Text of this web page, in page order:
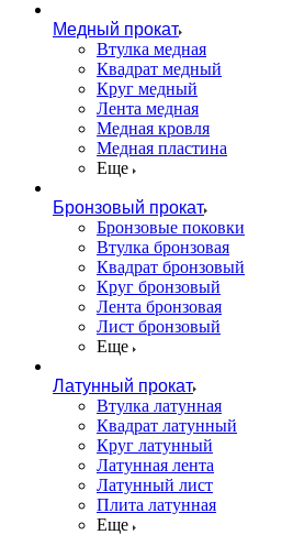
Медный прокат
Втулка медная
Квадрат медный
Круг медный
Лента медная
Медная кровля
Медная пластина
Еще
Бронзовый прокат
Бронзовые поковки
Втулка бронзовая
Квадрат бронзовый
Круг бронзовый
Лента бронзовая
Лист бронзовый
Еще
Латунный прокат
Втулка латунная
Квадрат латунный
Круг латунный
Латунная лента
Латунный лист
Плита латунная
Еще